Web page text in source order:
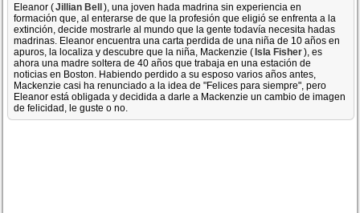
Eleanor (Jillian Bell), una joven hada madrina sin experiencia en
formación que, al enterarse de que la profesión que eligió se enfrenta a la
extinción, decide mostrarle al mundo que la gente todavía necesita hadas
madrinas. Eleanor encuentra una carta perdida de una niña de 10 años en
apuros, la localiza y descubre que la niña, Mackenzie (Isla Fisher), es
ahora una madre soltera de 40 años que trabaja en una estación de
noticias en Boston. Habiendo perdido a su esposo varios años antes,
Mackenzie casi ha renunciado a la idea de "Felices para siempre", pero
Eleanor está obligada y decidida a darle a Mackenzie un cambio de imagen
de felicidad, le guste o no.